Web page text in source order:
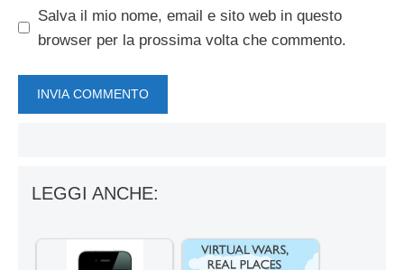
Salva il mio nome, email e sito web in questo
browser per la prossima volta che commento.
LEGGI ANCHE: